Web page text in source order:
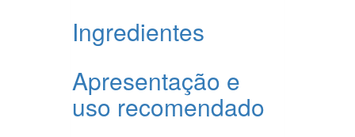
Ingredientes
Apresentação e
uso recomendado